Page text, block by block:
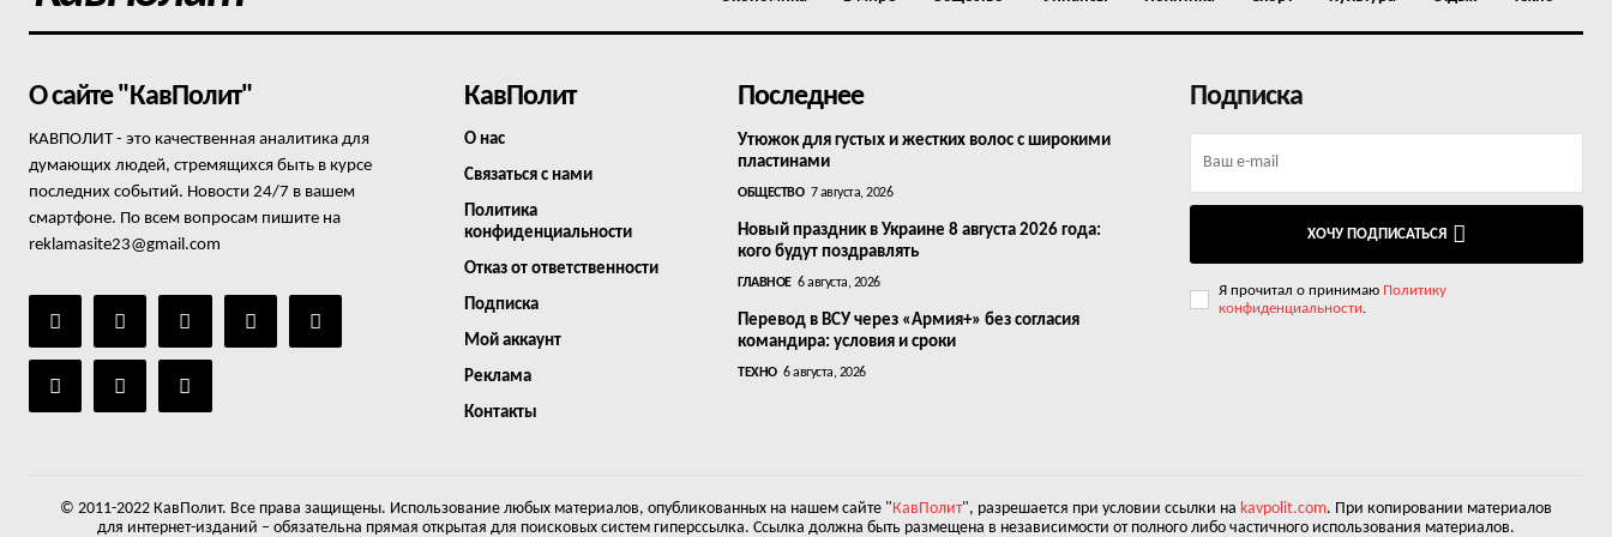
О сайте "КавПолит"
КАВПОЛИТ - это качественная аналитика для
думающих людей, стремящихся быть в курсе
последних событий. Новости 24/7 в вашем
смартфоне. По всем вопросам пишите на
reklamasite23@gmail.com
КавПолит
О нас
Связаться с нами
Политика
конфиденциальности
Отказ от ответственности
Подписка
Мой аккаунт
Реклама
Контакты
Последнее
Утюжок для густых и жестких волос с широкими
пластинами
ОБЩЕСТВО 7 августа, 2026
Новый праздник в Украине 8 августа 2026 года:
кого будут поздравлять
ГЛАВНОЕ 6 августа, 2026
Перевод в ВСУ через «Армия+» без согласия
командира: условия и сроки
ТЕХНО 6 августа, 2026
Подписка
ХОЧУ ПОДПИСАТЬСЯ
Я прочитал о принимаю Политику
конфиденциальности.
© 2011-2022 КавПолит. Все права защищены. Использование любых материалов, опубликованных на нашем сайте " КавПолит", разрешается при условии ссылки на kavpolit.com. При копировании материалов
для интернет-изданий – обязательна прямая открытая для поисковых систем гиперссылка. Ссылка должна быть размещена в независимости от полного либо частичного использования материалов.